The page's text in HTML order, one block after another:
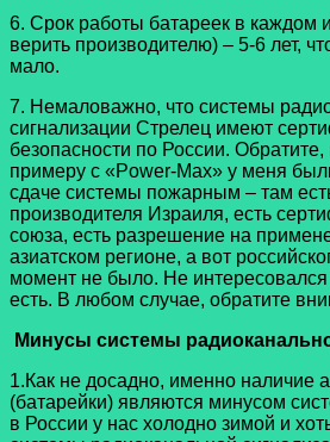
6. Срок работы батареек в каждом
верить производителю) – 5-6 лет,
мало.
7. Немаловажно, что системы
сигнализации Стрелец имеют
безопасности по России.
примеру с «Power-Max» у меня
сдаче системы пожарным – там
производителя Израиля, есть
союза, есть разрешение на
азиатском регионе, а вот
момент не было. Не
есть. В любом случае, обратите
Минусы системы
1.Как не досадно, именно наличие
(батарейки) являются минусом
в России у нас холодно зимой и